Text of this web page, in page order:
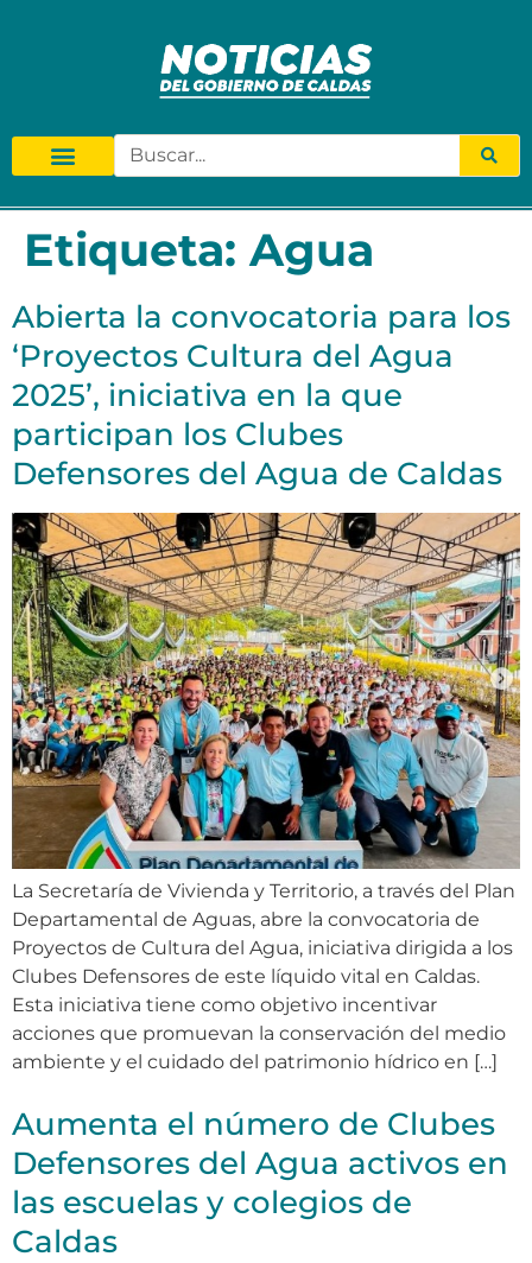
Etiqueta:Agua
Abierta la convocatoria para los
‘Proyectos Cultura del Agua
2025’, iniciativa en la que
participan los Clubes
Defensores del Agua de Caldas
La Secretaría de Vivienda y Territorio, a través del Plan
Departamental de Aguas, abre la convocatoria de
Proyectos de Cultura del Agua, iniciativa dirigida a los
Clubes Defensores de este líquido vital en Caldas.
Esta iniciativa tiene como objetivo incentivar
acciones que promuevan la conservación del medio
ambiente y el cuidado del patrimonio hídrico en […]
Aumenta el número de Clubes
Defensores del Agua activos en
las escuelas y colegios de
Caldas